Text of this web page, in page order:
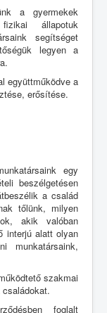
a gyermekek
állapotuk
segítséget
legyen a
együttműködve a
erősítése.
egy
beszélgetésen
a család
tőlünk, milyen
akik valóban
interjú alatt olyan
munkatársaink,
szakmai
foglalt